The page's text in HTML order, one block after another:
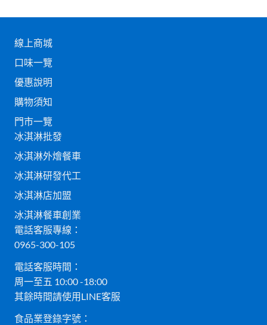
線上商城
口味一覽
優惠說明
購物須知
門市一覽
冰淇淋批發
冰淇淋外燴餐車
冰淇淋研發代工
冰淇淋店加盟
冰淇淋餐車創業
電話客服專線：
0965-300-105
電話客服時間：
周一至五 10:00 -18:00
其餘時間請使用LINE客服
食品業登錄字號：